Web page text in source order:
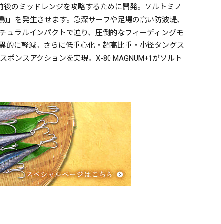
のミッドレンジを攻略するために開発。ソルトミノ
を発生させます。急深サーフや足場の高い防波堤、
ュラルインパクトで迫り、圧倒的なフィーディングモ
的に軽減。さらに低重心化・超高比重・小径タングス
ンスアクションを実現。X-80 MAGNUM+1がソルト